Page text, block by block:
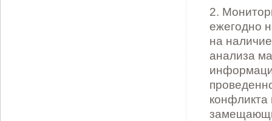
2.
ежегодно
на
анализа
конфликта